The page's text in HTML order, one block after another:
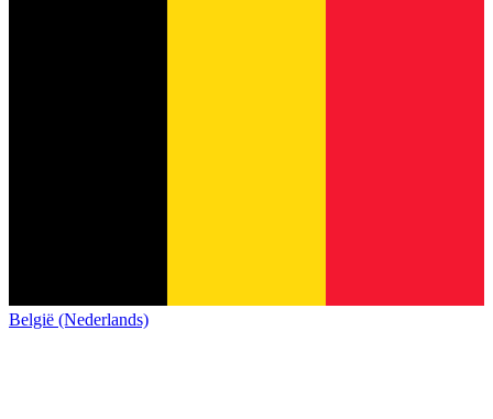
België (Nederlands)